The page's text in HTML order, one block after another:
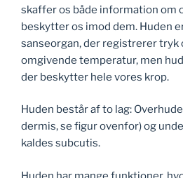
skaffer os både information om
beskytter os imod dem. Huden
sanseorgan, der registrerer tryk
omgivende temperatur, men
der beskytter hele vores krop.
Huden består af to lag:
dermis, se figur ovenfor) og
kaldes subcutis.